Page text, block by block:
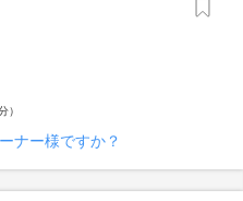
）
ナー様ですか？